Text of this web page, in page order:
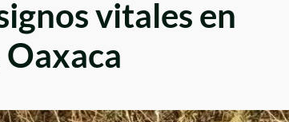
vitales en